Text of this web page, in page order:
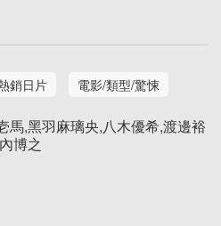
銷日片 電影/類型/驚悚
馬,黑羽麻璃央,八木優希,渡邊裕
博之